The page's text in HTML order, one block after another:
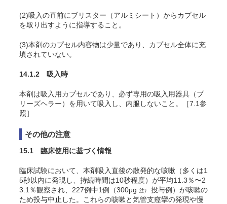
(2)吸入の直前にブリスター（アルミシート）からカプセル
を取り出すように指導すること。
(3)本剤のカプセル内容物は少量であり、カプセル全体に充
填されていない。
14.1.2 吸入時
本剤は吸入用カプセルであり、必ず専用の吸入用器具（ブ
リーズヘラー）を用いて吸入し、内服しないこと。［7.1参
照］
その他の注意
15.1 臨床使用に基づく情報
臨床試験において、本剤吸入直後の散発的な咳嗽（多くは1
5秒以内に発現し、持続時間は10秒程度）が平均11.3％〜2
3.1％観察され、227例中1例（300μg 注）
投与例）が咳嗽の
ため投与中止した。これらの咳嗽と気管支痙攣の発現や慢